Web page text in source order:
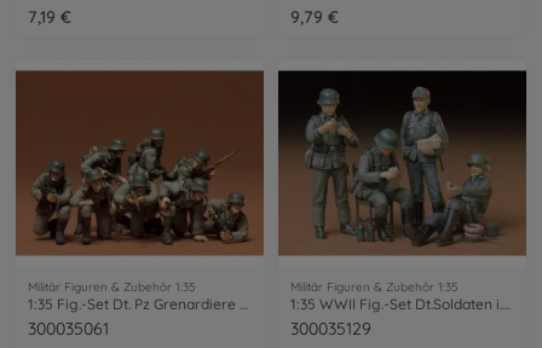
7,19 €
9,79 €
Militär Figuren & Zubehör 1:35
1:35 Fig.-Set Dt. Pz Grenardiere (8)
300035061
Militär Figuren & Zubehör 1:35
1:35 WWII Fig.-Set Dt.Soldaten i.Ruhe(4)
300035129